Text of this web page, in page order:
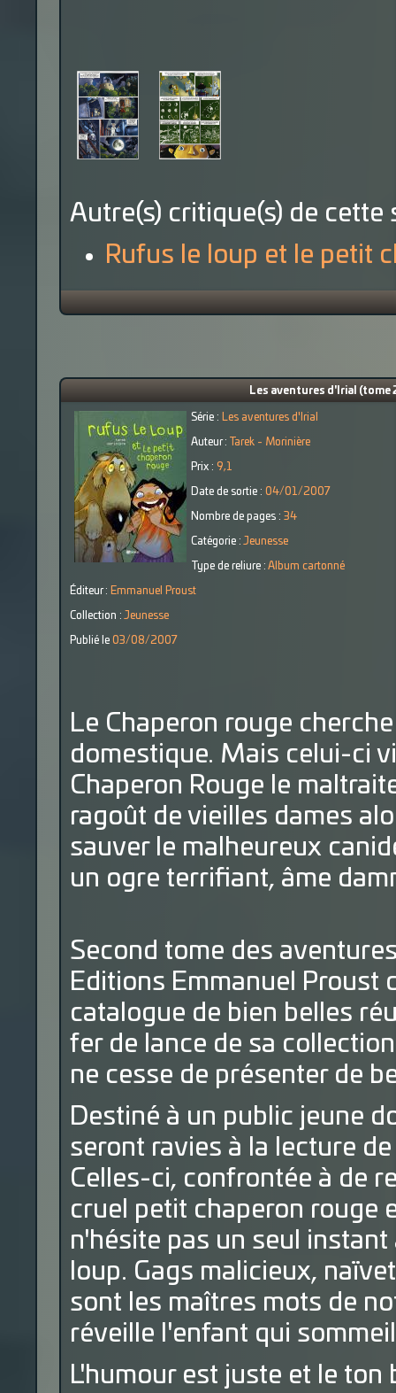
Autre(s) critique(s) de cette
Rufus le loup et le petit
Les aventures d'Irial (tome
Série : Les aventures d'Irial
Auteur : Tarek - Morinière
Prix : 9,1
Date de sortie : 04/01/2007
Nombre de pages : 34
Catégorie : Jeunesse
Type de reliure : Album cartonné
Éditeur : Emmanuel Proust
Collection : Jeunesse
Publié le 03/08/2007
Le Chaperon rouge
domestique. Mais celui-ci
Chaperon Rouge le
ragoût de vieilles dames
sauver le malheureux
un ogre terrifiant, âme
Second tome des
Editions Emmanuel Proust
catalogue de bien belles
fer de lance de sa
ne cesse de présenter de
Destiné à un public jeune
seront ravies à la lecture
Celles-ci, confrontée à de
cruel petit chaperon rouge
n'hésite pas un seul instant
loup. Gags malicieux,
sont les maîtres mots de
réveille l'enfant qui
L'humour est juste et le ton